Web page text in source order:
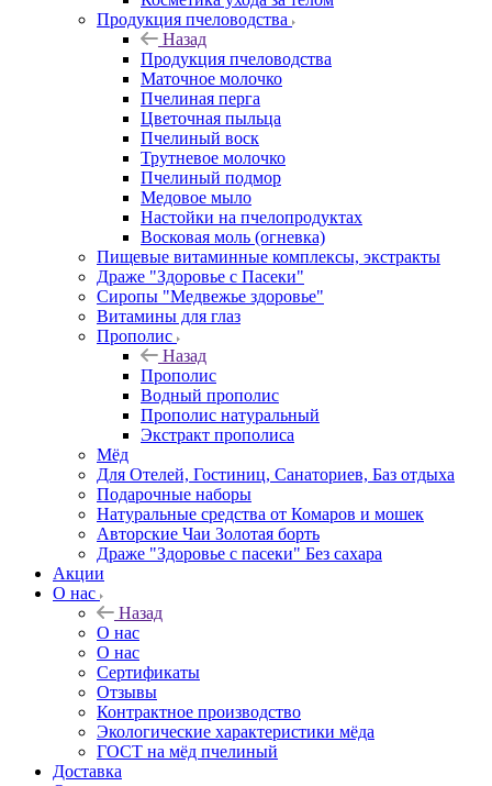
Продукция пчеловодства
Назад
Продукция пчеловодства
Маточное молочко
Пчелиная перга
Цветочная пыльца
Пчелиный воск
Трутневое молочко
Пчелиный подмор
Медовое мыло
Настойки на пчелопродуктах
Восковая моль (огневка)
Пищевые витаминные комплексы, экстракты
Драже "Здоровье с Пасеки"
Сиропы "Медвежье здоровье"
Витамины для глаз
Прополис
Назад
Прополис
Водный прополис
Прополис натуральный
Экстракт прополиса
Мёд
Для Отелей, Гостиниц, Санаториев, Баз отдыха
Подарочные наборы
Натуральные средства от Комаров и мошек
Авторские Чаи Золотая борть
Драже "Здоровье с пасеки" Без сахара
Акции
О нас
Назад
О нас
О нас
Сертификаты
Отзывы
Контрактное производство
Экологические характеристики мёда
ГОСТ на мёд пчелиный
Доставка